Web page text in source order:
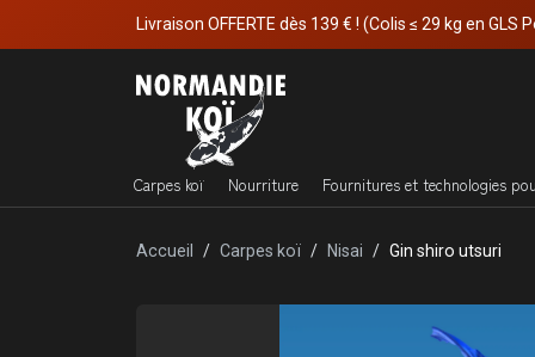
Livraison OFFERTE dès 139 € ! (Colis ≤ 29 kg en
Carpes koï Nourriture Fournitures et technologies
Accueil Carpes koï Nisai Gin shiro utsuri